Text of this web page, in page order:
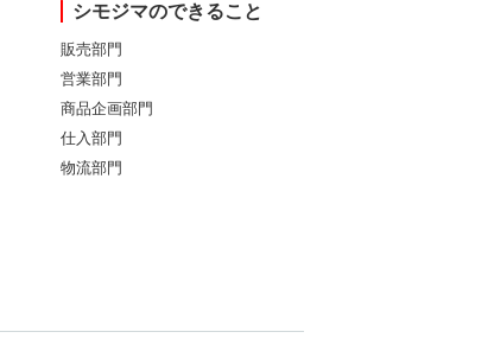
シモジマのできること
販売部門
営業部門
商品企画部門
仕入部門
物流部門